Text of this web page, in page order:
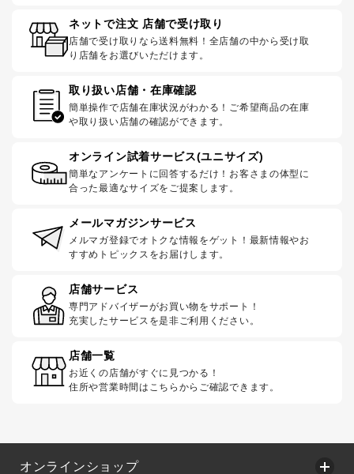
ネットで注文 店舗で受け取り
店舗で受け取りなら送料無料！全店舗の中から受け取
り店舗をお選びいただけます。
取り扱い店舗・在庫確認
簡単操作で店舗在庫状況がわかる！ご希望商品の在庫
や取り扱い店舗の確認ができます。
オンライン試着サービス(ユニサイズ)
簡単なアンケートに回答するだけ！お客さまの体型に
合った最適なサイズをご提案します。
メールマガジンサービス
メルマガ登録でオトクな情報をゲット！最新情報やお
すすめトピックスをお届けします。
店舗サービス
専門アドバイザーがお買い物をサポート！
充実したサービスを是非ご利用ください。
店舗一覧
お近くの店舗がすぐに見つかる！
住所や営業時間はこちらからご確認できます。
オンラインショップ